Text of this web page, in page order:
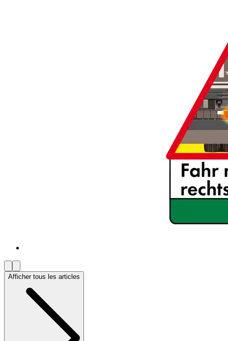
Afficher tous les articles